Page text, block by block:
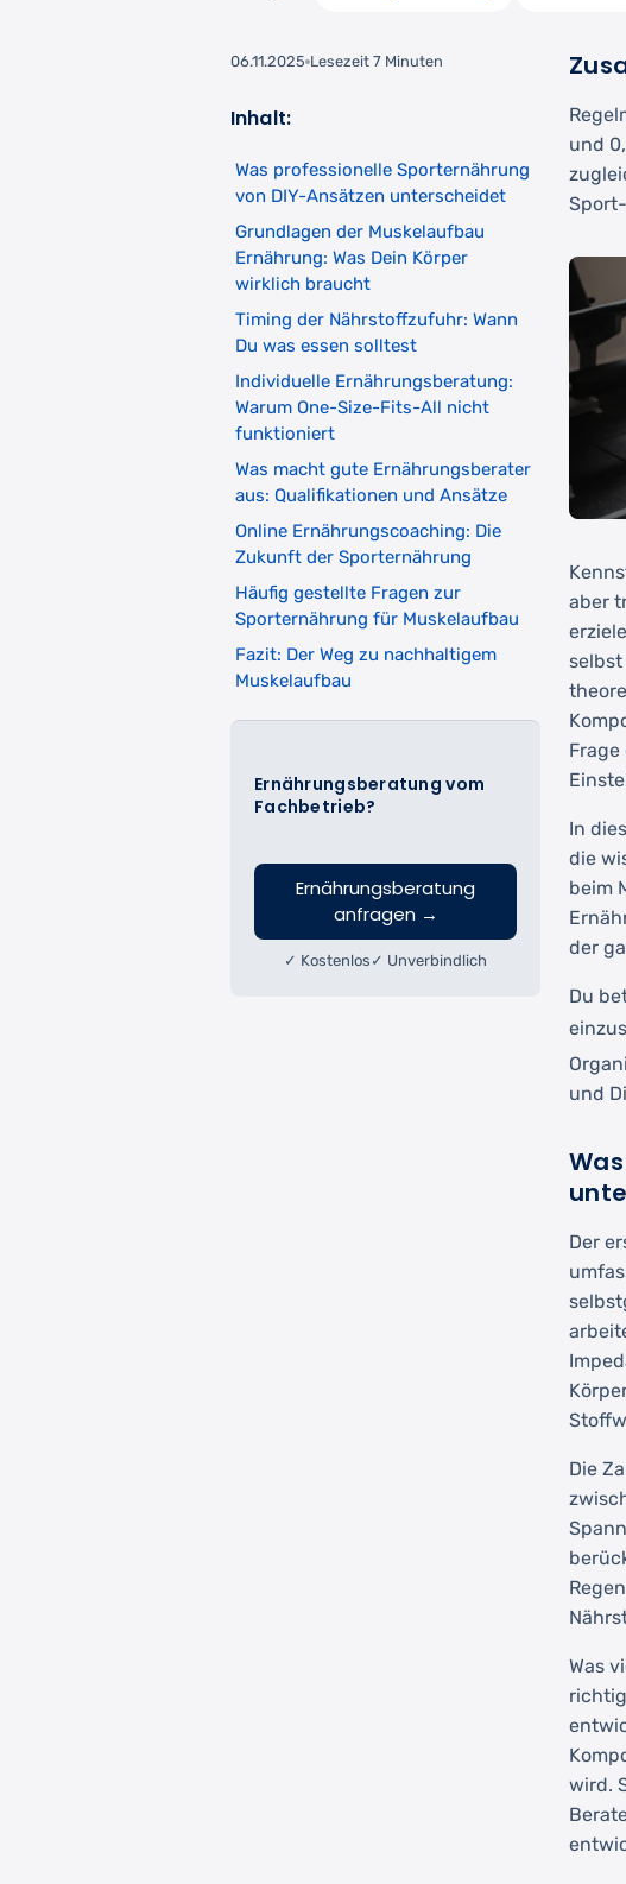
06.11.2025 Lesezeit 7 Minuten
Inhalt:
Ernährungsberatung vom
Fachbetrieb?
Ernährungsberatung
anfragen →
✓ Kostenlos ✓ Unverbindlich
Was professionelle Sporternährung
von DIY-Ansätzen unterscheidet
Grundlagen der Muskelaufbau
Ernährung: Was Dein Körper
wirklich braucht
Timing der Nährstoffzufuhr: Wann
Du was essen solltest
Individuelle Ernährungsberatung:
Warum One-Size-Fits-All nicht
funktioniert
Was macht gute Ernährungsberater
aus: Qualifikationen und Ansätze
Online Ernährungscoaching: Die
Zukunft der Sporternährung
Häufig gestellte Fragen zur
Sporternährung für Muskelaufbau
Fazit: Der Weg zu nachhaltigem
Muskelaufbau
und
aber
In
die
beim
der
Du
und
Der
Die
Was
wird.